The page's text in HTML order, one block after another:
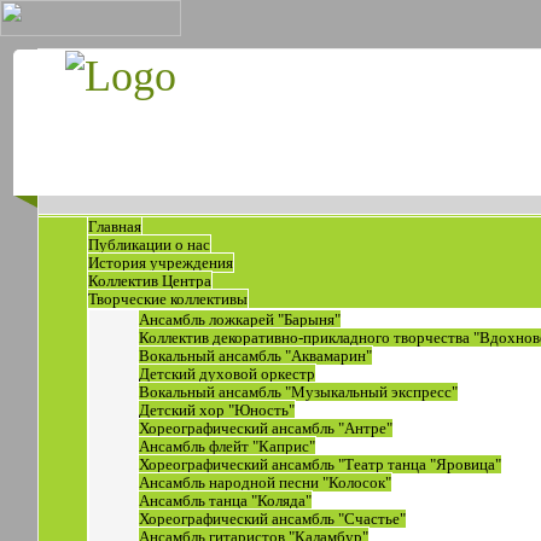
Главная
Публикации о нас
История учреждения
Коллектив Центра
Творческие коллективы
Ансамбль ложкарей "Барыня"
Коллектив декоративно-прикладного творчества
Вокальный ансамбль "Аквамарин"
Детский духовой оркестр
Вокальный ансамбль "Музыкальный экспресс"
Детский хор "Юность"
Хореографический ансамбль "Антре"
Ансамбль флейт "Каприс"
Хореографический ансамбль "Театр танца "Яровица"
Ансамбль народной песни "Колосок"
Ансамбль танца "Коляда"
Хореографический ансамбль "Счастье"
Ансамбль гитаристов "Каламбур"